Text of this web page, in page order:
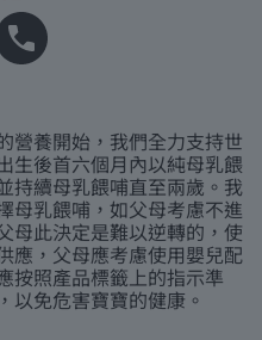
營養開始，我們全力支持世
生後首六個月內以純母乳餵
持續母乳餵哺直至兩歲。我
母乳餵哺，如父母考慮不進
母此決定是難以逆轉的，使
應，父母應考慮使用嬰兒配
按照產品標籤上的指示準
以免危害寶寶的健康。